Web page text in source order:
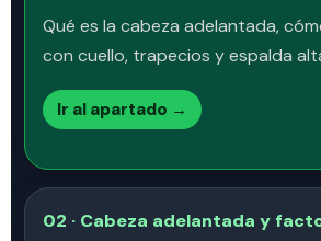
Qué es la cabeza adelantada,
con cuello, trapecios y espalda
Ir al apartado →
02 · Cabeza adelantada y